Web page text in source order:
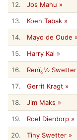
12. Jos Mahu »
13. Koen Tabak »
14. Mayo de Oude »
15. Harry Kal »
16. Renï¿½ Swetter
17. Gerrit Kragt »
18. Jim Maks »
19. Roel Dierdorp »
20. Tiny Swetter »